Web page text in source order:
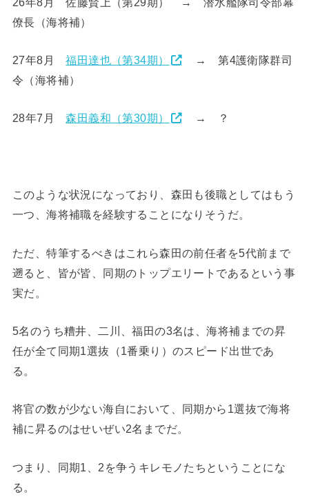
僚長（海将補）
27年8月福田達也（第34期）
→ 第4護衛隊群司
令（海将補）
28年7月森田義和（第30期） → ？
このような状況になっており、森田も後職としてはもう
一つ、海将補職を経験することになりそうだ。
ただ、特筆するべきはこれら森田の前任者を5代前まで
遡ると、皆が皆、同期のトップエリートであるという事
実だ。
5名のうち糟井、二川、福田の3名は、海将補までの昇
任が全て同期1選抜（1番乗り）のスピード出世であ
る。
将官の数が少ない海自において、同期から1選抜で海将
補に昇るのはせいぜい2名までだ。
つまり、同期1、2を争うキレモノたちということにな
る。